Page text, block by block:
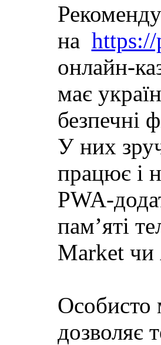
на https://
онлайн-
має
безпечні
У них
працює і
PWA-
пам’яті
Market чи
Особисто
дозволяє